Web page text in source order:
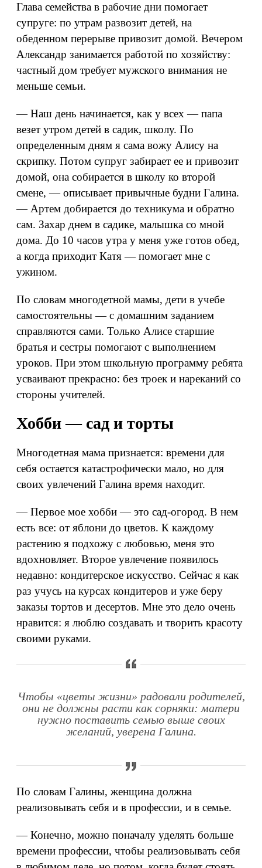
Глава семейства в рабочие дни помогает
супруге: по утрам развозит детей, на
обеденном перерыве привозит домой. Вечером
Александр занимается работой по хозяйству:
частный дом требует мужского внимания не
меньше семьи.
— Наш день начинается, как у всех — папа
везет утром детей в садик, школу. По
определенным дням я сама вожу Алису на
скрипку. Потом супруг забирает ее и привозит
домой, она собирается в школу ко второй
смене, — описывает привычные будни Галина.
— Артем добирается до техникума и обратно
сам. Захар днем в садике, малышка со мной
дома. До 10 часов утра у меня уже готов обед,
а когда приходит Катя — помогает мне с
ужином.
По словам многодетной мамы, дети в учебе
самостоятельны — с домашним заданием
справляются сами. Только Алисе старшие
братья и сестры помогают с выполнением
уроков. При этом школьную программу ребята
усваивают прекрасно: без троек и нареканий со
стороны учителей.
Хобби — сад и торты
Многодетная мама признается: времени для
себя остается катастрофически мало, но для
своих увлечений Галина время находит.
— Первое мое хобби — это сад-огород. В нем
есть все: от яблони до цветов. К каждому
растению я подхожу с любовью, меня это
вдохновляет. Второе увлечение появилось
недавно: кондитерское искусство. Сейчас я как
раз учусь на курсах кондитеров и уже беру
заказы тортов и десертов. Мне это дело очень
нравится: я люблю создавать и творить красоту
своими руками.
Чтобы «цветы жизни» радовали родителей,
они не должны расти как сорняки: матери
нужно поставить семью выше своих
желаний, уверена Галина.
По словам Галины, женщина должна
реализовывать себя и в профессии, и в семье.
— Конечно, можно поначалу уделять больше
времени профессии, чтобы реализовывать себя